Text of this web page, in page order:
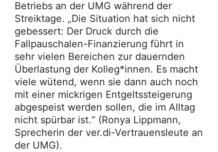
Betriebs an der UMG während der
Streiktage. „Die Situation hat sich nicht
gebessert: Der Druck durch die
Fallpauschalen-Finanzierung führt in
sehr vielen Bereichen zur dauernden
Überlastung der Kolleg*innen. Es macht
viele wütend, wenn sie dann auch noch
mit einer mickrigen Entgeltssteigerung
abgespeist werden sollen, die im Alltag
nicht spürbar ist.“ (Ronya Lippmann,
Sprecherin der ver.di-Vertrauensleute an
der UMG).